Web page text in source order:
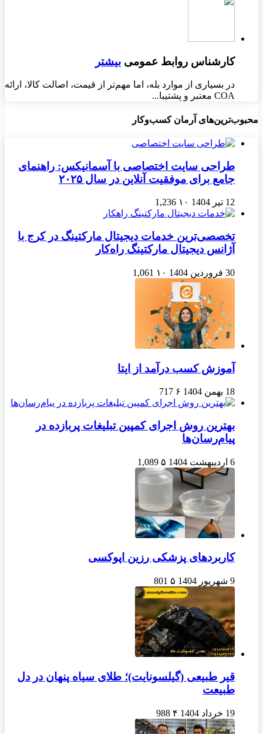
کارشناس روابط عمومی بیشتر
در بسیاری از موارد بله، اما مهم‌تر از قیمت، اصالت کالا، ارائه
COA معتبر و پشتیبا...
محبوب‌ترین‌های آرمان کسب‌وکار
طراحی سایت اختصاصی با آسمانیکس: راهنمای
جامع برای موفقیت آنلاین در سال ۲۰۲۵
12 تیر 1404 ۱۰ 1,236
تخصصی‌ترین خدمات دیجیتال مارکتینگ در کرج با
آژانس دیجیتال مارکتینگ راه‌کار
30 فروردین 1404 ۱۰ 1,061
آموزش کسب درآمد از ایتا
18 بهمن 1404 ۶ 717
بهترین روش اجرای کمپین تبلیغات پربازده در
پیام‌رسان‌ها
6 اردیبهشت 1404 ۵ 1,089
کاربردهای پزشکی رزین اپوکسی
9 شهریور 1404 ۵ 801
قیر طبیعی (گیلسونایت)؛ طلای سیاه پنهان در دل
طبیعت
19 خرداد 1404 ۴ 988